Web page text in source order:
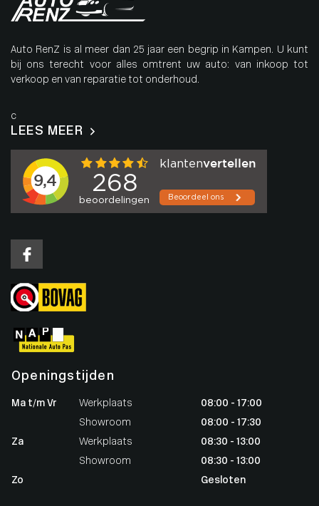
Auto RenZ is al meer dan 25 jaar een begrip in Kampen. U kunt
bij ons terecht voor alles omtrent uw auto: van inkoop tot
verkoop en van reparatie tot onderhoud.
c
LEES MEER
Openingstijden
Ma t/m Vr
Werkplaats
Showroom
Za
Werkplaats
Showroom
Zo
08:00 - 17:00
08:00 - 17:30
08:30 - 13:00
08:30 - 13:00
Gesloten